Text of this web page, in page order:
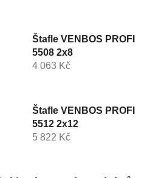
Štafle VENBOS PROFI
5508 2x8
4 063 Kč
Štafle VENBOS PROFI
5512 2x12
5 822 Kč